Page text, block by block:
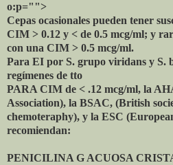
o:p="">
Cepas ocasionales pueden tener
CIM > 0.12 y < de 0.5 mcg/ml; y
con una CIM > 0.5 mcg/ml.
Para EI por S. grupo viridans y S.
regímenes de tto
PARA CIM de < .12 mcg/ml, la
Association), la BSAC, (British
chemoteraphy), y la ESC
recomiendan:
PENICILINA G ACUOSA